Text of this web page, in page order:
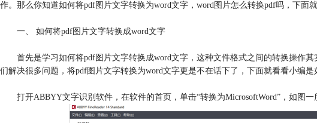
作。那么你知道如何将pdf图片文字转换为word文字，word图片怎么转换pdf吗，下面
一、 如何将pdf图片文字转换成word文字
首先是学习如何将pdf图片文字转换成word文字，这种文件格式之间的转换操作其
们解决很多问题，将pdf图片文字转换为word文字更是不在话下了，下面就看看小编是
打开ABBYY文字识别软件，在软件的首页，单击“转换为MicrosoftWord”，如图一